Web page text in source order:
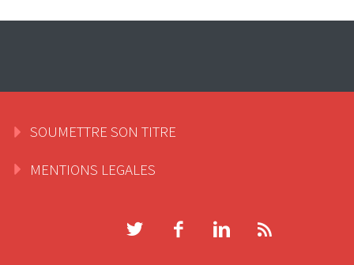
SOUMETTRE SON TITRE
MENTIONS LEGALES